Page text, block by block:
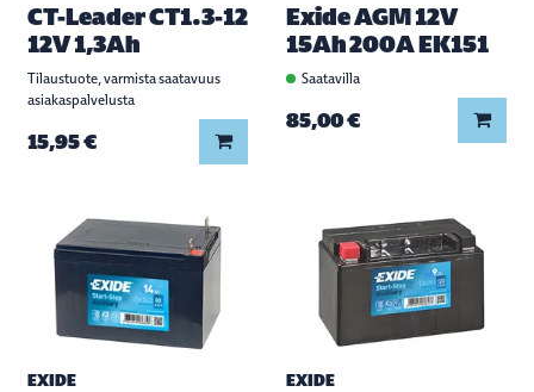
CT-Leader CT1.3-12
12V 1,3Ah
Tilaustuote, varmista saatavuus
asiakaspalvelusta
15,95 € Lisää koriin
Exide AGM 12V
15Ah 200A EK151
Saatavilla
85,00 €
EXIDE EXIDE